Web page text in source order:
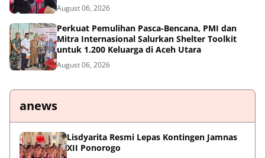
August 06, 2026
Perkuat Pemulihan Pasca-Bencana, PMI dan
Mitra Internasional Salurkan Shelter Toolkit
untuk 1.200 Keluarga di Aceh Utara
August 06, 2026
anews
Lisdyarita Resmi Lepas Kontingen Jamnas
XII Ponorogo